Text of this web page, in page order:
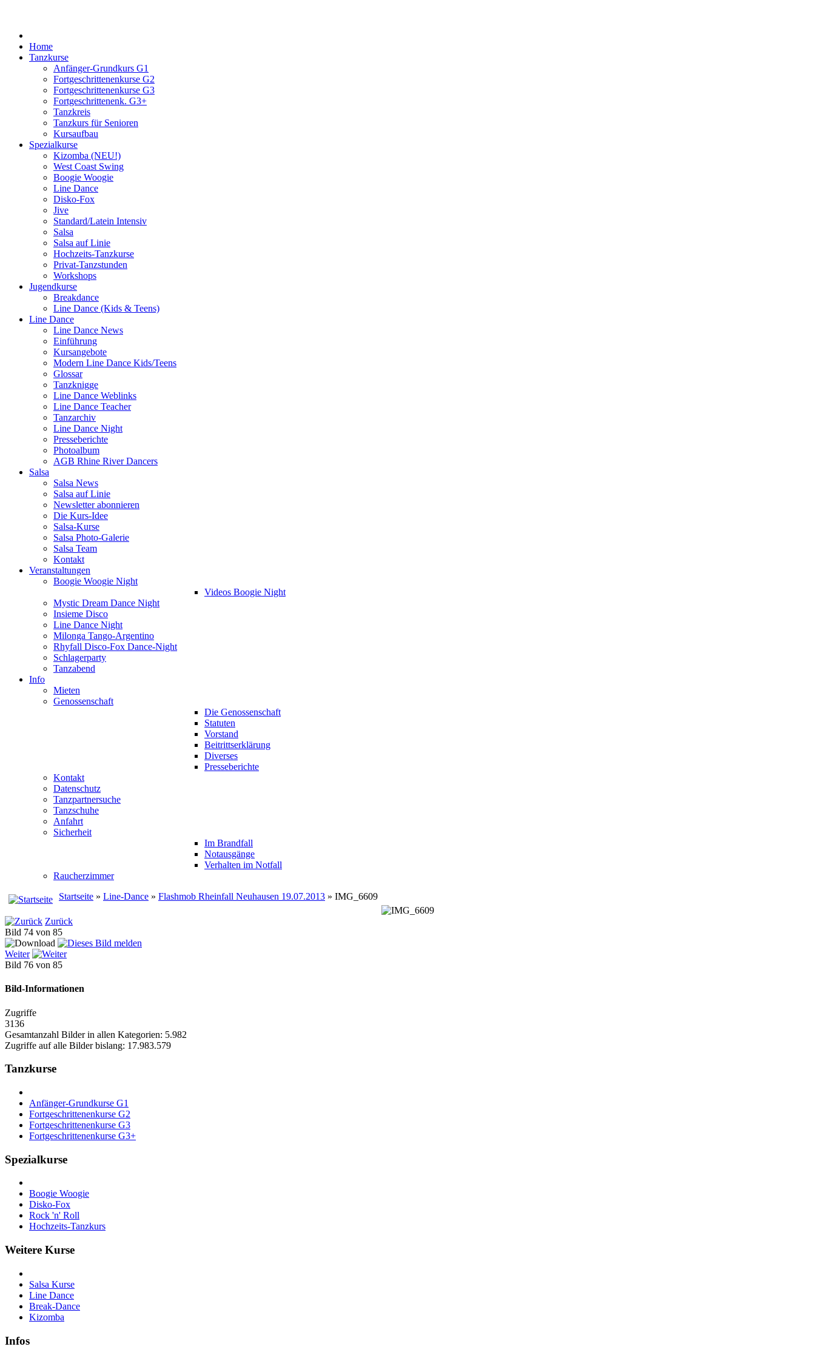
Home
Tanzkurse
Anfänger-Grundkurs G1
Fortgeschrittenenkurse G2
Fortgeschrittenenkurse G3
Fortgeschrittenenk. G3+
Tanzkreis
Tanzkurs für Senioren
Kursaufbau
Spezialkurse
Kizomba (NEU!)
West Coast Swing
Boogie Woogie
Line Dance
Disko-Fox
Jive
Standard/Latein Intensiv
Salsa
Salsa auf Linie
Hochzeits-Tanzkurse
Privat-Tanzstunden
Workshops
Jugendkurse
Breakdance
Line Dance (Kids & Teens)
Line Dance
Line Dance News
Einführung
Kursangebote
Modern Line Dance Kids/Teens
Glossar
Tanzknigge
Line Dance Weblinks
Line Dance Teacher
Tanzarchiv
Line Dance Night
Presseberichte
Photoalbum
AGB Rhine River Dancers
Salsa
Salsa News
Salsa auf Linie
Newsletter abonnieren
Die Kurs-Idee
Salsa-Kurse
Salsa Photo-Galerie
Salsa Team
Kontakt
Veranstaltungen
Boogie Woogie Night
Videos Boogie Night
Mystic Dream Dance Night
Insieme Disco
Line Dance Night
Milonga Tango-Argentino
Rhyfall Disco-Fox Dance-Night
Schlagerparty
Tanzabend
Info
Mieten
Genossenschaft
Die Genossenschaft
Statuten
Vorstand
Beitrittserklärung
Diverses
Presseberichte
Kontakt
Datenschutz
Tanzpartnersuche
Tanzschuhe
Anfahrt
Sicherheit
Im Brandfall
Notausgänge
Verhalten im Notfall
Raucherzimmer
Startseite » Line-Dance » Flashmob Rheinfall Neuhausen 19.07.2013 » IMG_6609
Zurück
Bild 74 von 85
Weiter
Bild 76 von 85
Bild-Informationen
Zugriffe
3136
Gesamtanzahl Bilder in allen Kategorien: 5.982
Zugriffe auf alle Bilder bislang: 17.983.579
Tanzkurse
Anfänger-Grundkurse G1
Fortgeschrittenenkurse G2
Fortgeschrittenenkurse G3
Fortgeschrittenenkurse G3+
Spezialkurse
Boogie Woogie
Disko-Fox
Rock 'n' Roll
Hochzeits-Tanzkurs
Weitere Kurse
Salsa Kurse
Line Dance
Break-Dance
Kizomba
Infos